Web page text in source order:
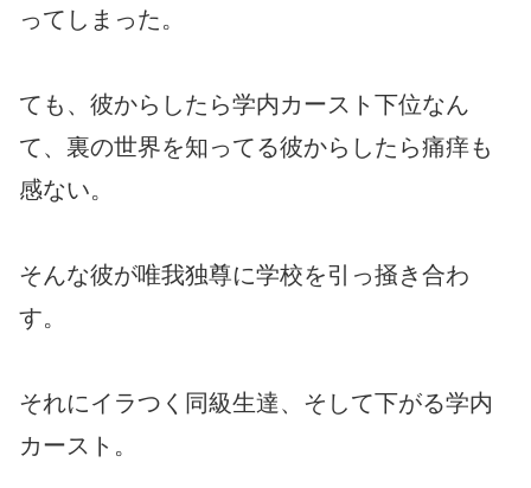
ってしまった。
ても、彼からしたら学内カースト下位なん
て、裏の世界を知ってる彼からしたら痛痒も
感ない。
そんな彼が唯我独尊に学校を引っ掻き合わ
す。
それにイラつく同級生達、そして下がる学内
カースト。